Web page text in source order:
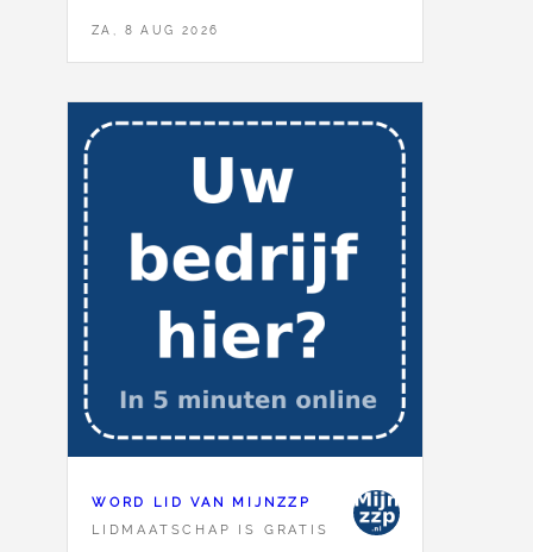
ZA, 8 AUG 2026
WORD LID VAN MIJNZZP
LIDMAATSCHAP IS GRATIS